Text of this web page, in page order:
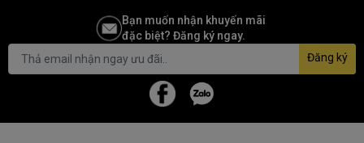
Bạn muốn nhận khuyến mãi
đặc biệt? Đăng ký ngay.
Đăng ký